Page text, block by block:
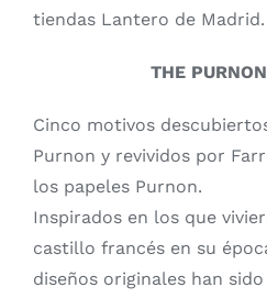
tiendas Lantero de Madrid.
THE
Cinco motivos
Purnon y revividos por
los papeles Purnon.
Inspirados en los que
castillo francés en su
diseños originales han